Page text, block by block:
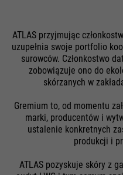
Nazwa
Dostawca
TYPO3
Żywotność
Czas
Ten
Dostawca
Żywotność
Czas
Google
itp.
1P_JAR
Dostawca
Google
ATLAS przyjmując
uzupełnia swoje portfolio
surowców. Członkostwo
zobowiązuje ono do
skórzanych w
Gremium to, od momentu
marki, producentów i
ustalenie konkretnych
produkcji i
ATLAS pozyskuje skóry z